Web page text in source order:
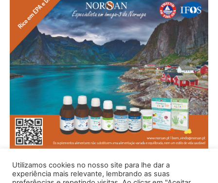
Utilizamos cookies no nosso site para lhe dar a
experiência mais relevante, lembrando as suas